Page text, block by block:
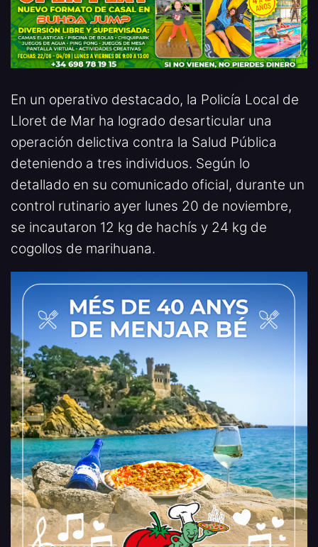
En un operativo destacado, la Policía Local de
Lloret de Mar ha logrado desarticular una
operación delictiva contra la Salud Pública
deteniendo a tres individuos. Según lo
detallado en su comunicado oficial, durante un
control rutinario ayer lunes 20 de noviembre,
se incautaron 12 kg de hachís y 24 kg de
cogollos de marihuana.